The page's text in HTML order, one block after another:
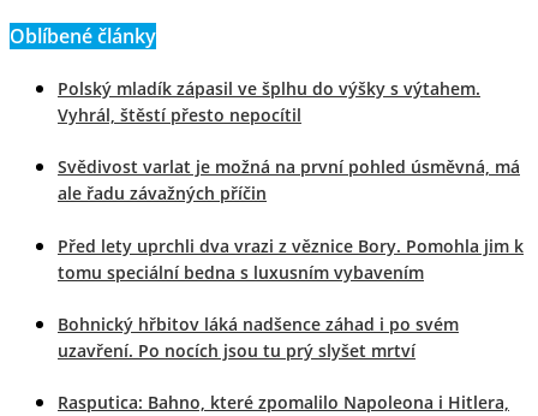
Oblíbené články
Polský mladík zápasil ve šplhu do výšky s výtahem.
Vyhrál, štěstí přesto nepocítil
Svědivost varlat je možná na první pohled úsměvná, má
ale řadu závažných příčin
Před lety uprchli dva vrazi z věznice Bory. Pomohla jim k
tomu speciální bedna s luxusním vybavením
Bohnický hřbitov láká nadšence záhad i po svém
uzavření. Po nocích jsou tu prý slyšet mrtví
Rasputica: Bahno, které zpomalilo Napoleona i Hitlera,